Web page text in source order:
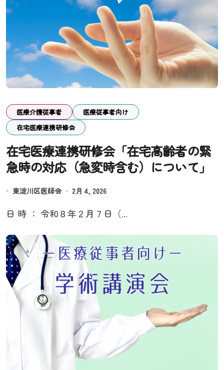
医療介護従事者
医療従事者向け
在宅医療連携研修会
在宅医療連携研修会「在宅高齢者の緊
急時の対応（急変時含む）について」
東淀川区医師会 2月 4, 2026
日 時 ： 令和８年２月７日（...